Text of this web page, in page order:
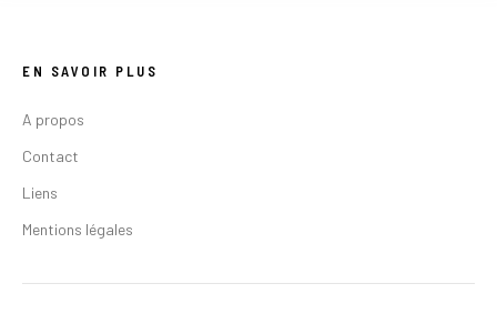
EN SAVOIR PLUS
A propos
Contact
Liens
Mentions légales